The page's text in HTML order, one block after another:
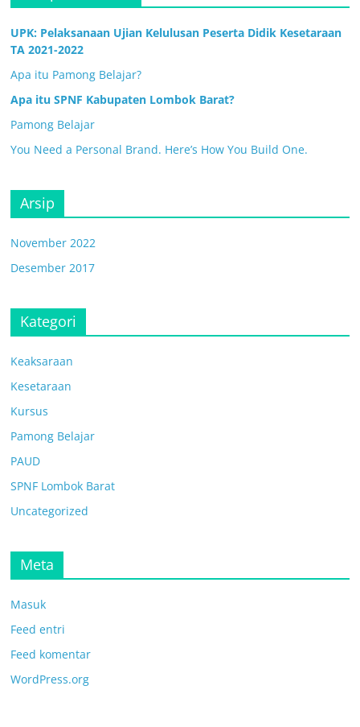
UPK: Pelaksanaan Ujian Kelulusan Peserta Didik Kesetaraan
TA 2021-2022
Apa itu Pamong Belajar?
Apa itu SPNF Kabupaten Lombok Barat?
Pamong Belajar
You Need a Personal Brand. Here’s How You Build One.
Arsip
November 2022
Desember 2017
Kategori
Keaksaraan
Kesetaraan
Kursus
Pamong Belajar
PAUD
SPNF Lombok Barat
Uncategorized
Meta
Masuk
Feed entri
Feed komentar
WordPress.org